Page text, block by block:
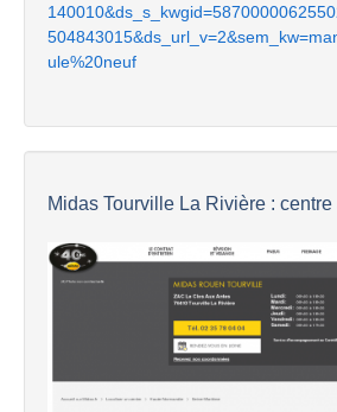
ule%20neuf
Midas Tourville La Rivière : centre